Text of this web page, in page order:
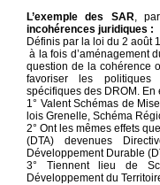
L’exemple des SAR,
incohérences juridiques :
Définis par la loi du 2 août
à la fois d’aménagement
question de la cohérence
favoriser les politiques
spécifiques des DROM. En
1° Valent Schémas de
lois Grenelle, Schéma
2° Ont les mêmes effets
(DTA) devenues
Développement Durable
3° Tiennent lieu de
Développement du